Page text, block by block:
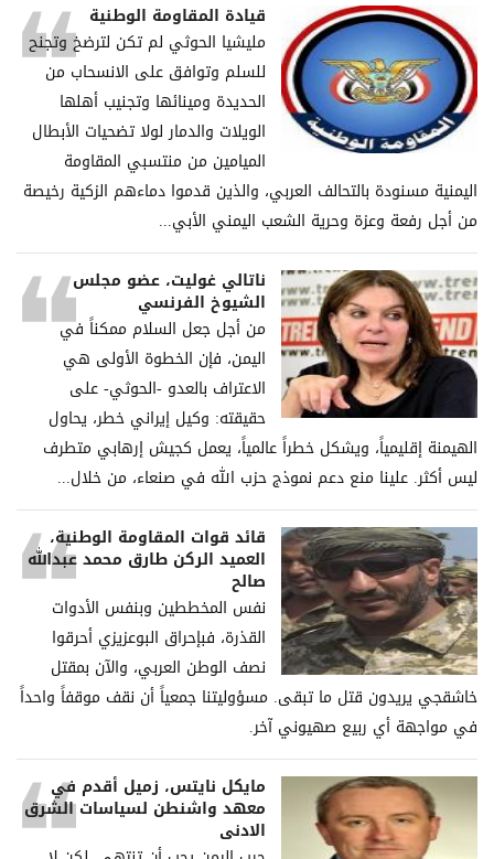
قيادة المقاومة الوطنية
مليشيا الحوثي لم تكن لترضخ وتجنح
للسلم وتوافق على الانسحاب من
الحديدة ومينائها وتجنيب أهلها
الويلات والدمار لولا تضحيات الأبطال
الميامين من منتسبي المقاومة
اليمنية مسنودة بالتحالف العربي، والذين قدموا دماءهم الزكية رخيصة
من أجل رفعة وعزة وحرية الشعب اليمني الأبي...
ناتالي غوليت، عضو مجلس
الشيوخ الفرنسي
من أجل جعل السلام ممكناً في
اليمن، فإن الخطوة الأولى هي
الاعتراف بالعدو -الحوثي- على
حقيقته: وكيل إيراني خطر، يحاول
الهيمنة إقليمياً، ويشكل خطراً عالمياً، يعمل كجيش إرهابي متطرف
ليس أكثر. علينا منع دعم نموذج حزب الله في صنعاء، من خلال...
قائد قوات المقاومة الوطنية،
العميد الركن طارق محمد عبدالله
صالح
نفس المخططين وبنفس الأدوات
القذرة، فبإحراق البوعزيزي أحرقوا
نصف الوطن العربي، والآن بمقتل
خاشقجي يريدون قتل ما تبقى. مسؤوليتنا جمعياً أن نقف موقفاً واحداً
في مواجهة أي ربيع صهيوني آخر.
مايكل نايتس، زميل أقدم في
معهد واشنطن لسياسات الشرق
الادنى